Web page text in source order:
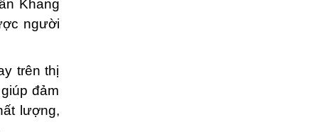
Khang
người
trên thị
đảm
lượng,